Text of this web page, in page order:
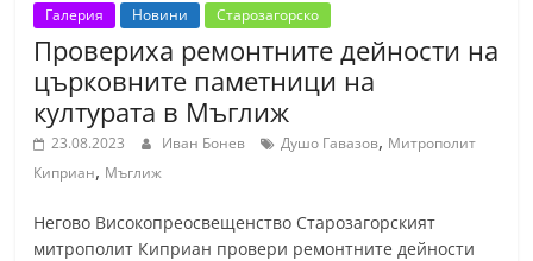
Галерия Новини Старозагорско
Провериха ремонтните дейности на
църковните паметници на
културата в Мъглиж
23.08.2023 Иван Бонев Душо Гавазов, Митрополит
Киприан, Мъглиж
Негово Високопреосвещенство Старозагорският
митрополит Киприан провери ремонтните дейности